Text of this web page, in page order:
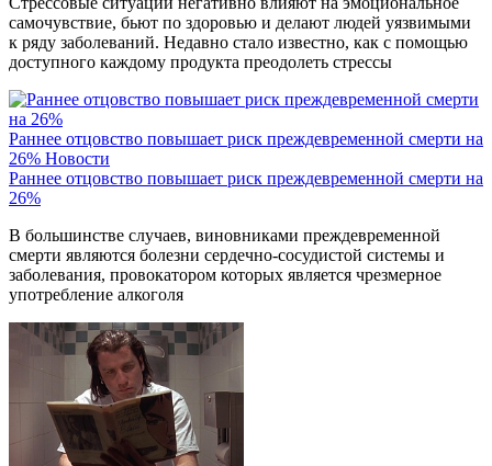
самочувствие, бьют по здоровью и делают людей уязвимыми
к ряду заболеваний. Недавно стало известно, как с помощью
доступного каждому продукта преодолеть стрессы
Раннее отцовство повышает риск преждевременной смерти на
26% Новости
Раннее отцовство повышает риск преждевременной смерти на
26%
В большинстве случаев, виновниками преждевременной
смерти являются болезни сердечно-сосудистой системы и
заболевания, провокатором которых является чрезмерное
употребление алкоголя